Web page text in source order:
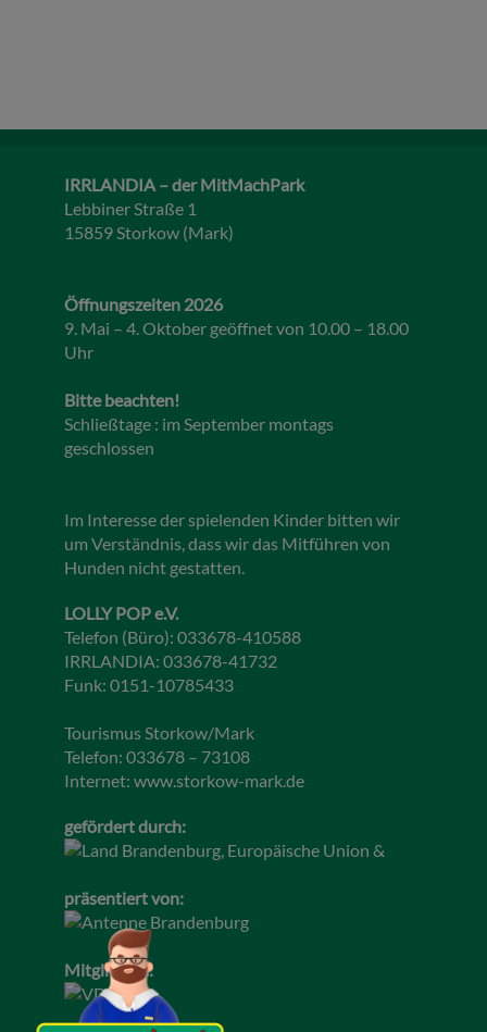
IRRLANDIA – der MitMachPark
Lebbiner Straße 1
15859 Storkow (Mark)
Öffnungszeiten 2026
9. Mai – 4. Oktober geöffnet von 10.00 – 18.00
Uhr
Bitte beachten!
Schließtage : im September montags
geschlossen
Im Interesse der spielenden Kinder bitten wir
um Verständnis, dass wir das Mitführen von
Hunden nicht gestatten.
LOLLY POP e.V.
Telefon (Büro): 033678-410588
IRRLANDIA: 033678-41732
Funk: 0151-10785433
Tourismus Storkow/Mark
Telefon: 033678 – 73108
Internet: www.storkow-mark.de
gefördert durch:
präsentiert von:
Mitglied im: